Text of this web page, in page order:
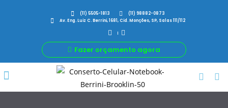
(11) 5505-1813
(11) 98882-0873
Av. Eng. Luiz C. Berrini, 1681, Cid. Monções, SP, Salas 111/112
Fazer orçamento agora